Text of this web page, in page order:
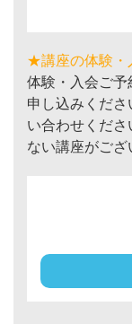
★講座の体験・
体験・入会ご予
申し込みくだ
い合わせくだ
ない講座がござ